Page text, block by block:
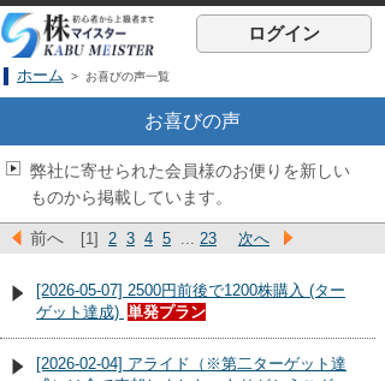
ログイン
ホーム > お喜びの声一覧
お喜びの声
弊社に寄せられた会員様のお便りを新しい
ものから掲載しています。
前へ [1] 2 3 4 5 ... 23 次へ
[2026-05-07] 2500円前後で1200株購入 (ター
ゲット達成) 単発プラン
[2026-02-04] アライド（※第二ターゲット達